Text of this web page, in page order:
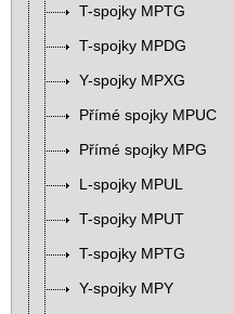
T-spojky MPTG
T-spojky MPDG
Y-spojky MPXG
Přímé spojky MPUC
Přímé spojky MPG
L-spojky MPUL
T-spojky MPUT
T-spojky MPTG
Y-spojky MPY